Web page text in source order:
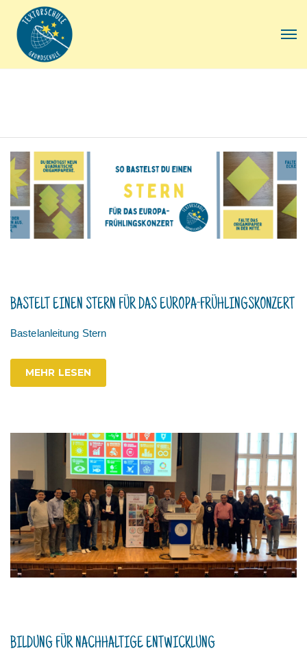
BASTELT EINEN STERN FÜR DAS EUROPA-FRÜHLINGSKONZERT
Bastelanleitung Stern
MEHR LESEN
BILDUNG FÜR NACHHALTIGE ENTWICKLUNG